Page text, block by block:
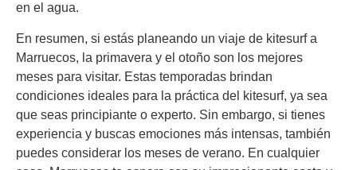
en el agua.
En resumen, si estás planeando un viaje de kitesurf a
Marruecos, la primavera y el otoño son los mejores
meses para visitar. Estas temporadas brindan
condiciones ideales para la práctica del kitesurf, ya sea
que seas principiante o experto. Sin embargo, si tienes
experiencia y buscas emociones más intensas, también
puedes considerar los meses de verano. En cualquier